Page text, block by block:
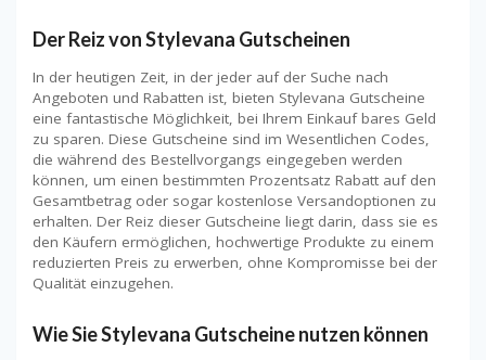
Der Reiz von Stylevana Gutscheinen
In der heutigen Zeit, in der jeder auf der Suche nach
Angeboten und Rabatten ist, bieten Stylevana Gutscheine
eine fantastische Möglichkeit, bei Ihrem Einkauf bares Geld
zu sparen. Diese Gutscheine sind im Wesentlichen Codes,
die während des Bestellvorgangs eingegeben werden
können, um einen bestimmten Prozentsatz Rabatt auf den
Gesamtbetrag oder sogar kostenlose Versandoptionen zu
erhalten. Der Reiz dieser Gutscheine liegt darin, dass sie es
den Käufern ermöglichen, hochwertige Produkte zu einem
reduzierten Preis zu erwerben, ohne Kompromisse bei der
Qualität einzugehen.
Wie Sie Stylevana Gutscheine nutzen können